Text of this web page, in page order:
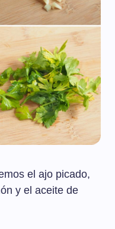
el ajo picado,
y el aceite de